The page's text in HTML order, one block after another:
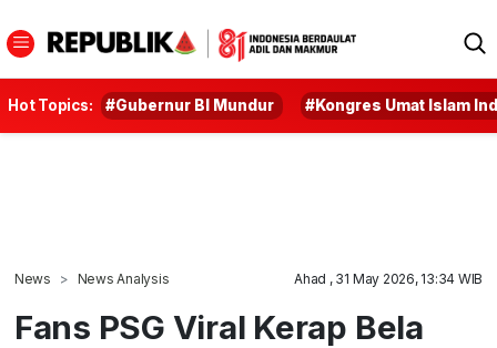
Hot Topics: #Gubernur BI Mundur #Kongres Umat Islam
News News Analysis Ahad , 31 May 2026, 13:34 WIB
Fans PSG Viral Kerap Bela